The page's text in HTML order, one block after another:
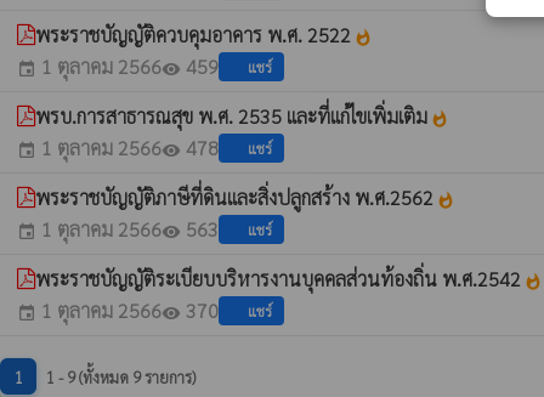
พระราชบัญญัติควบคุมอาคาร พ.ศ. 2522 whatshot
event 1 ตุลาคม 2566visibility 459 แชร์
พรบ.การสาธารณสุข พ.ศ. 2535 และที่แก้ไขเพิ่มเติม whatshot
event 1 ตุลาคม 2566visibility 478 แชร์
พระราชบัญญัติภาษีที่ดินและสิ่งปลูกสร้าง พ.ศ.2562 whatshot
event 1 ตุลาคม 2566visibility 563 แชร์
พระราชบัญญัติระเบียบบริหารงานบุคคลส่วนท้องถิ่น พ.ศ.2542 whatshot
event 1 ตุลาคม 2566visibility 370 แชร์
1 1 - 9 (ทั้งหมด 9 รายการ)